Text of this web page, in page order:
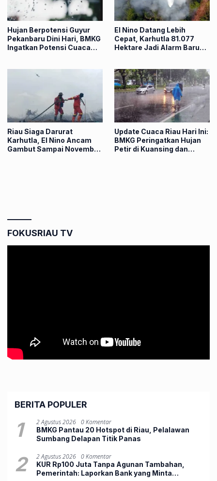
Hujan Berpotensi Guyur
Pekanbaru Dini Hari, BMKG
Ingatkan Potensi Cuaca
El Nino Datang Lebih
Cepat, Karhutla 81.077
Hektare Jadi Alarm Baru
Riau Siaga Darurat
Karhutla, El Nino Ancam
Gambut Sampai November
Update Cuaca Riau Hari Ini:
BMKG Peringatkan Hujan
Petir di Kuansing dan
FOKUSRIAU TV
BERITA POPULER
1 2 Agustus 2026 0 Komentar
BMKG Pantau 20 Hotspot di Riau, Pelalawan
Sumbang Delapan Titik Panas
2 2 Agustus 2026 0 Komentar
KUR Rp100 Juta Tanpa Agunan Tambahan,
Pemerintah: Laporkan Bank yang Minta